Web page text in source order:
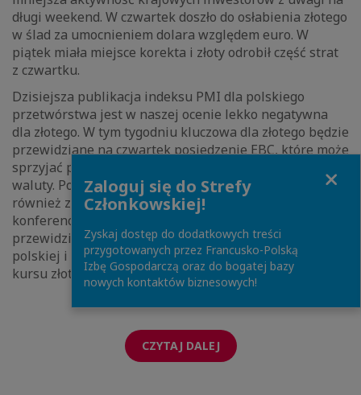
długi weekend. W czwartek doszło do osłabienia złotego
w ślad za umocnieniem dolara względem euro. W
piątek miała miejsce korekta i złoty odrobił część strat
z czwartku.
Dzisiejsza publikacja indeksu PMI dla polskiego
przetwórstwa jest w naszej ocenie lekko negatywna
dla złotego. W tym tygodniu kluczowa dla złotego będzie
przewidziane na czwartek posiedzenie EBC, które może
sprzyjać podwyższonej zmienności kursu polskiej
waluty. Podobny efekt może mieć
również zaplanowana na czwartek zwyczajowa
konferencja prasowa prezesa NBP. Oczekujemy, że
przewidziane na ten tydzień pozostałe publikacje z
polskiej i ze światowej gospodarki będą neutralne dla
kursu złotego.
CZYTAJ DALEJ
Zaloguj się do Strefy
Członkowskiej!
Zyskaj dostęp do dodatkowych treści
przygotowanych przez Francusko-Polską
Izbę Gospodarczą oraz do bogatej bazy
nowych kontaktów biznesowych!